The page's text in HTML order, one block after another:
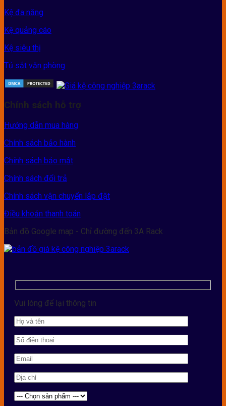
Kệ đa năng
Kệ quảng cáo
Kệ siêu thị
Tủ sắt văn phòng
Chính sách hỗ trợ
Hướng dẫn mua hàng
Chính sách bảo hành
Chính sách bảo mật
Chính sách đổi trả
Chính sách vận chuyển lắp đặt
Điều khoản thanh toán
Bản đồ Google map - Chỉ đường đến 3A Rack
Vui lòng để lại thông tin